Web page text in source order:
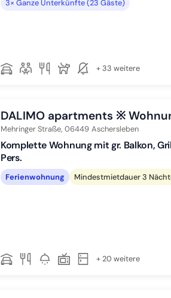
3× Ganze Unterkünfte (23 Gäste)
+ 33 weitere
DALIMO apartments ※
Mehringer Straße, 06449 Aschersleben
Komplette Wohnung mit gr. Balkon,
Pers.
Ferienwohnung Mindestmietdauer 3
+ 20 weitere